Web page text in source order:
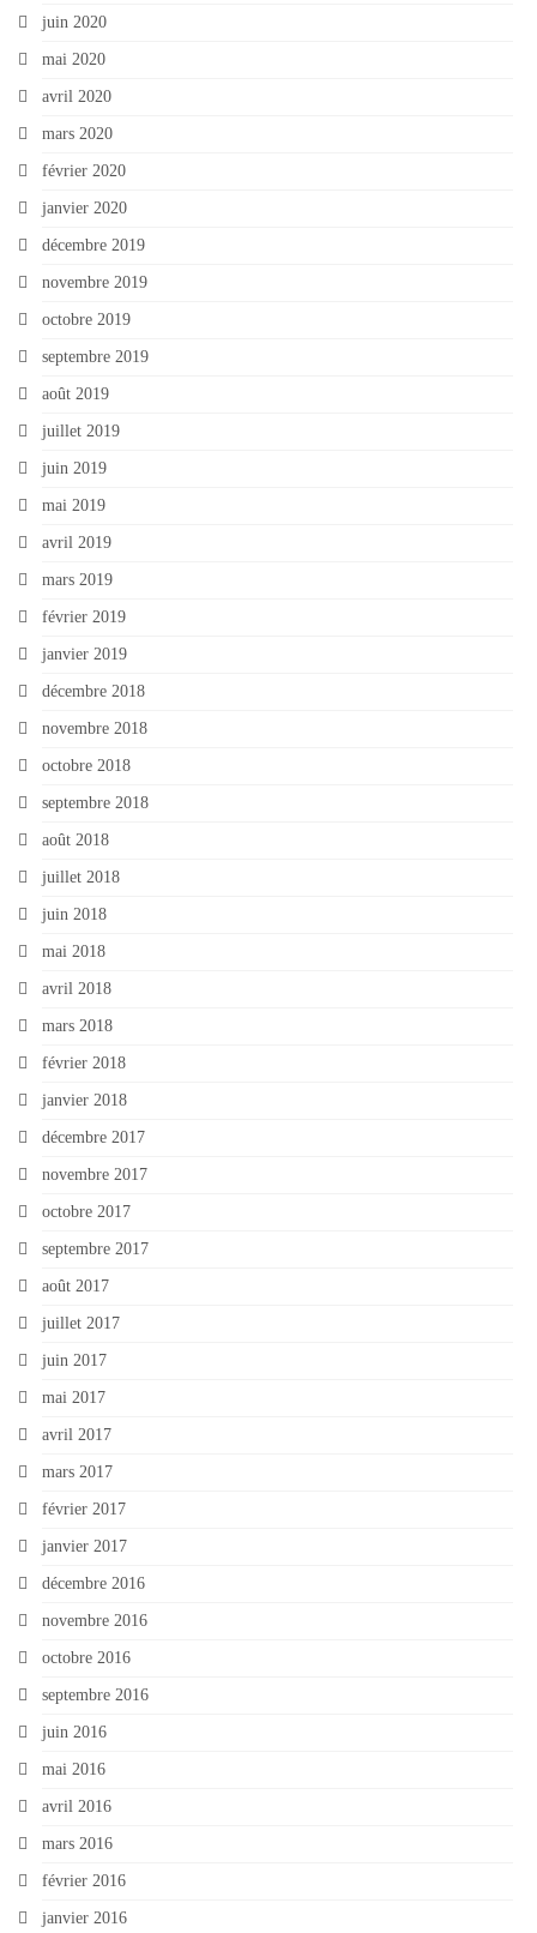
juin 2020
mai 2020
avril 2020
mars 2020
février 2020
janvier 2020
décembre 2019
novembre 2019
octobre 2019
septembre 2019
août 2019
juillet 2019
juin 2019
mai 2019
avril 2019
mars 2019
février 2019
janvier 2019
décembre 2018
novembre 2018
octobre 2018
septembre 2018
août 2018
juillet 2018
juin 2018
mai 2018
avril 2018
mars 2018
février 2018
janvier 2018
décembre 2017
novembre 2017
octobre 2017
septembre 2017
août 2017
juillet 2017
juin 2017
mai 2017
avril 2017
mars 2017
février 2017
janvier 2017
décembre 2016
novembre 2016
octobre 2016
septembre 2016
juin 2016
mai 2016
avril 2016
mars 2016
février 2016
janvier 2016